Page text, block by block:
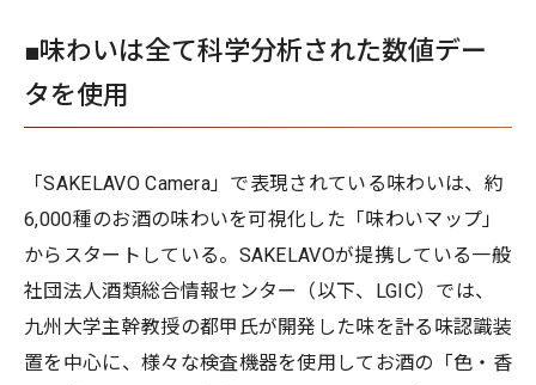
■味わいは全て科学分析された数値デー
タを使用
「SAKELAVO Camera」で表現されている味わいは、約
6,000種のお酒の味わいを可視化した「味わいマップ」
からスタートしている。SAKELAVOが提携している一般
社団法人酒類総合情報センター（以下、LGIC）では、
九州大学主幹教授の都甲氏が開発した味を計る味認識装
置を中心に、様々な検査機器を使用してお酒の「色・香